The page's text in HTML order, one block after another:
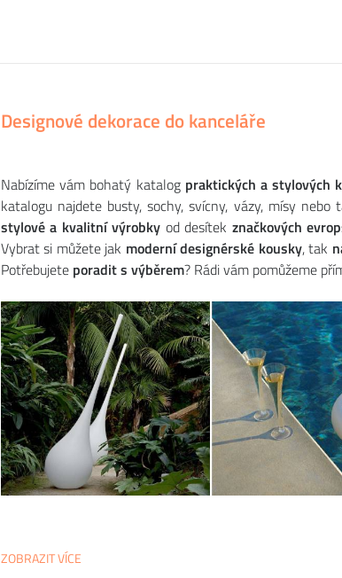
Designové dekorace do kanceláře
Nabízíme vám bohatý katalogpraktických a stylových
katalogu najdete busty, sochy, svícny, vázy, mísy nebo
stylové a kvalitní výrobky od desítek značkových
Vybrat si můžete jak moderní designérské kousky, tak
Potřebujete poradit s výběrem? Rádi vám pomůžeme
ZOBRAZIT VÍCE